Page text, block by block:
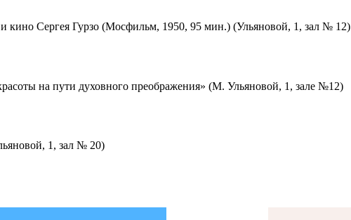
кино Сергея Гурзо (Мосфильм, 1950, 95 мин.) (Ульяновой, 1, зал № 12)
на пути духовного преображения» (М. Ульяновой, 1, зале №12)
1, зал № 20)